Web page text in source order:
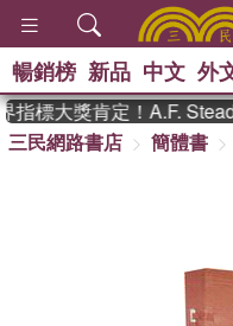
暢銷榜 新品 中文 外
標大獎肯定！A.F.
三民網路書店
簡體書